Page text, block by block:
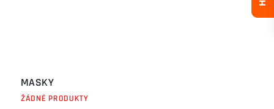
MASKY
ŽÁDNÉ PRODUKTY